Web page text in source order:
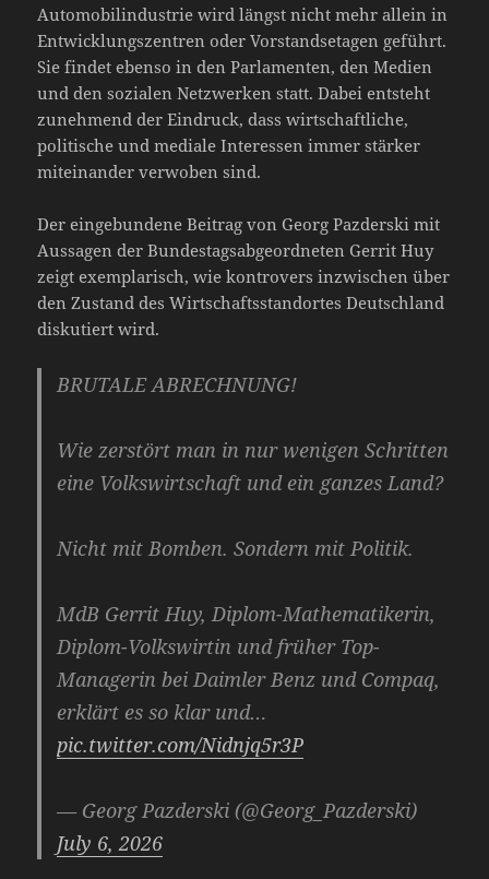
Automobilindustrie wird längst nicht mehr allein in
Entwicklungszentren oder Vorstandsetagen geführt.
Sie findet ebenso in den Parlamenten, den Medien
und den sozialen Netzwerken statt. Dabei entsteht
zunehmend der Eindruck, dass wirtschaftliche,
politische und mediale Interessen immer stärker
miteinander verwoben sind.
Der eingebundene Beitrag von Georg Pazderski mit
Aussagen der Bundestagsabgeordneten Gerrit Huy
zeigt exemplarisch, wie kontrovers inzwischen über
den Zustand des Wirtschaftsstandortes Deutschland
diskutiert wird.
BRUTALE ABRECHNUNG!
Wie zerstört man in nur wenigen Schritten
eine Volkswirtschaft und ein ganzes Land?
Nicht mit Bomben. Sondern mit Politik.
MdB Gerrit Huy, Diplom-Mathematikerin,
Diplom-Volkswirtin und früher Top-
Managerin bei Daimler Benz und Compaq,
erklärt es so klar und…
pic.twitter.com/Nidnjq5r3P
— Georg Pazderski (@Georg_Pazderski)
July 6, 2026